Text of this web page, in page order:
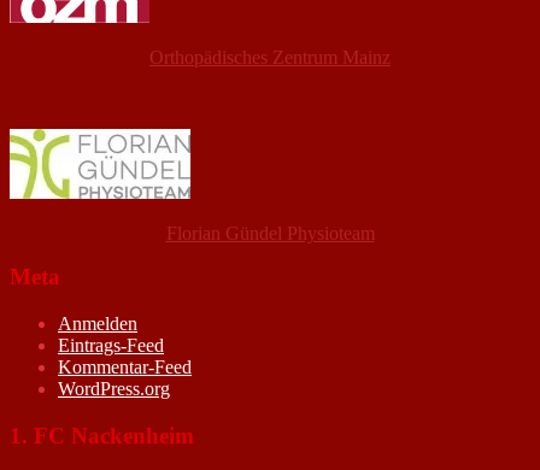
Orthopädisches Zentrum Mainz
Florian Gündel Physioteam
Meta
Anmelden
Eintrags-Feed
Kommentar-Feed
WordPress.org
1. FC Nackenheim